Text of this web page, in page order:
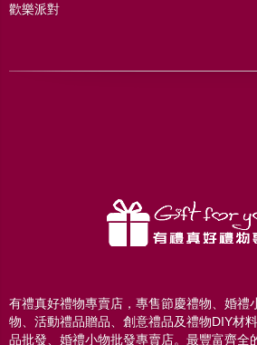
歡樂派對
有禮真好禮物專賣店，專售節慶禮物、婚禮
物、活動禮品贈品、創意禮品及禮物DIY材
品批發、婚禮小物批發專賣店。最豐富齊全